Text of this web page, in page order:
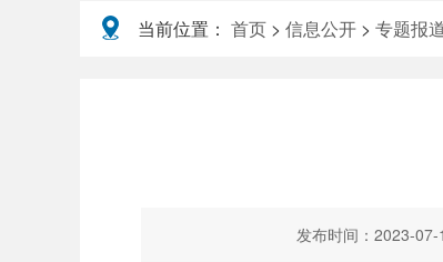
当前位置： 首页 > 信息公开 > 专题报
发布时间：2023-